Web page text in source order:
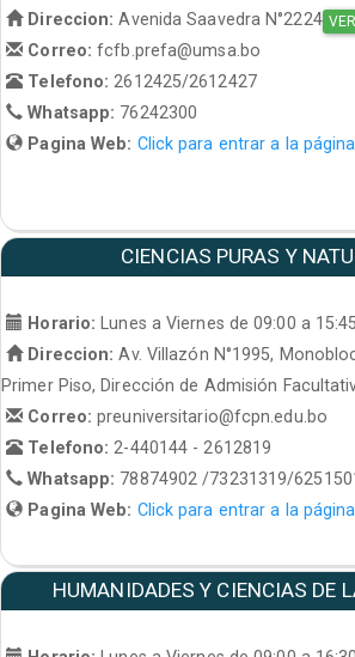
Direccion: Avenida Saavedra N°2224
Correo:fcfb.prefa@umsa.bo
Telefono:2612425/2612427
Whatsapp: 76242300
Pagina Web: Click para entrar a la página
CIENCIAS PURAS Y
Horario:
Lunes a Viernes de 09:00 a 15:45
Direccion: Av. Villazón N°1995,
Primer Piso, Dirección de Admisión
Correo:preuniversitario@fcpn.edu.bo
Telefono: 2-440144 - 2612819
Whatsapp: 78874902 /73231319/
Pagina Web: Click para entrar a la página
HUMANIDADES Y CIENCIAS DE